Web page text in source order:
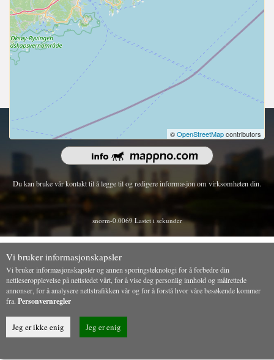
©OpenStreetMapcontributors
copyright 2026 | Alle rettigheter reservert.
Du kan bruke vår kontakt til å legge til og redigere informasjon om virksomheten din.
snorm-0.0069 Lastet i sekunder
Vi bruker informasjonskapsler
Vi bruker informasjonskapsler og annen sporingsteknologi for å forbedre din
nettleseropplevelse på nettstedet vårt, for å vise deg personlig innhold og målrettede
annonser, for å analysere nettstrafikken vår og for å forstå hvor våre besøkende kommer
fra. Personvernregler
Jeg er ikke enig Jeg er enig